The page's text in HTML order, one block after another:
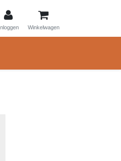
Winkelwagen